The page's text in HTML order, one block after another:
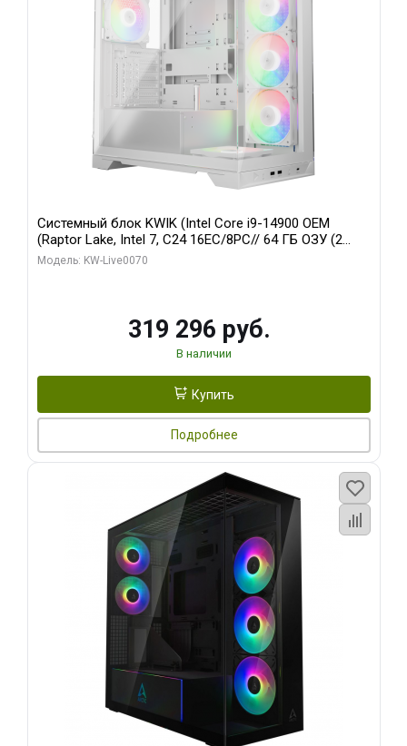
Системный блок KWIK (Intel Core i9-14900 OEM
(Raptor Lake, Intel 7, C24 16EC/8PC// 64 ГБ ОЗУ (2
модуля)/ Gigabyte RTX5080 XTREME WATERFORCE
Модель: KW-Live0070
319 296 руб.
В наличии
Купить
Подробнее